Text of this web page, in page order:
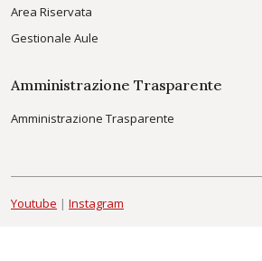
Area Riservata
Gestionale Aule
Amministrazione Trasparente
Amministrazione Trasparente
Youtube | Instagram